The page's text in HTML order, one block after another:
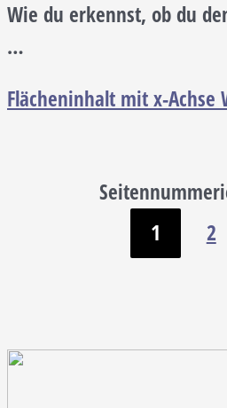
Wie du erkennst, ob du
…
Flächeninhalt mit x-Achse
1 2